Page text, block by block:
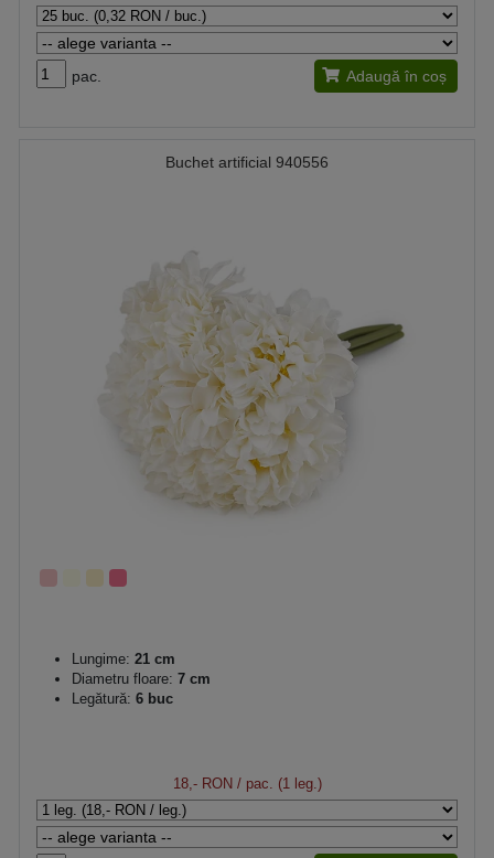
pac. Adaugă în coș
Buchet artificial 940556
Lungime: 21 cm
Diametru floare: 7 cm
Legătură: 6 buc
18,- RON / pac. (1 leg.)